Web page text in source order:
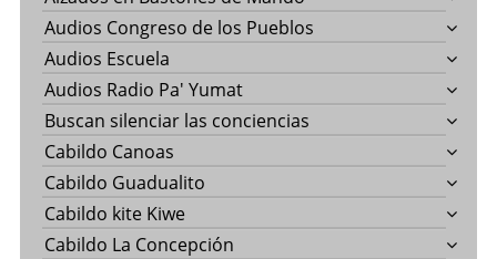
Audios Congreso de los Pueblos
Audios Escuela
Audios Radio Pa' Yumat
Buscan silenciar las conciencias
Cabildo Canoas
Cabildo Guadualito
Cabildo kite Kiwe
Cabildo La Concepción